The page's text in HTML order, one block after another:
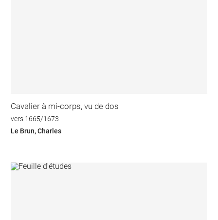
Cavalier à mi-corps, vu de dos
vers 1665/1673
Le Brun, Charles